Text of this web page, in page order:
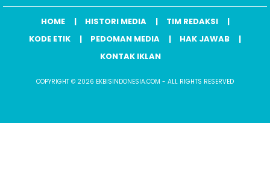
HOME HISTORI MEDIA
TIM REDAKSI
KODE ETIK
PEDOMAN MEDIA
HAK JAWAB
KONTAK IKLAN
COPYRIGHT © 2026 EKBISINDONESIA.COM - ALL RIGHTS RESERVED